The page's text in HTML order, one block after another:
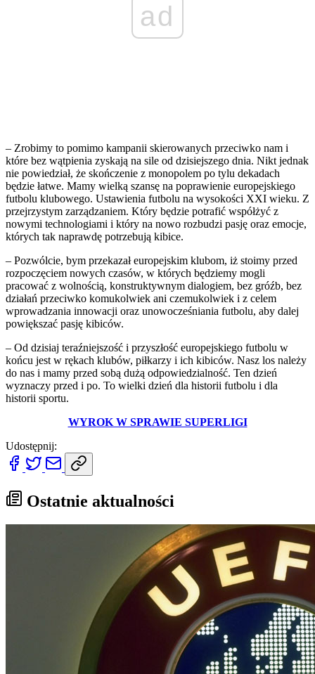
ad
– Zrobimy to pomimo kampanii skierowanych przeciwko nam i
które bez wątpienia zyskają na sile od dzisiejszego dnia. Nikt jednak
nie powiedział, że skończenie z monopolem po tylu dekadach
będzie łatwe. Mamy wielką szansę na poprawienie europejskiego
futbolu klubowego. Ustawienia futbolu na wysokości XXI wieku. Z
przejrzystym zarządzaniem. Który będzie potrafić współżyć z
nowymi technologiami i który na nowo rozbudzi pasję oraz emocje,
których tak naprawdę potrzebują kibice.
– Pozwólcie, bym przekazał europejskim klubom, iż stoimy przed
rozpoczęciem nowych czasów, w których będziemy mogli
pracować z wolnością, konstruktywnym dialogiem, bez gróźb, bez
działań przeciwko komukolwiek ani czemukolwiek i z celem
wprowadzania innowacji oraz unowocześniania futbolu, aby dalej
powiększać pasję kibiców.
– Od dzisiaj teraźniejszość i przyszłość europejskiego futbolu w
końcu jest w rękach klubów, piłkarzy i ich kibiców. Nasz los należy
do nas i mamy przed sobą dużą odpowiedzialność. Ten dzień
wyznaczy przed i po. To wielki dzień dla historii futbolu i dla
historii sportu.
WYROK W SPRAWIE SUPERLIGI
Udostępnij:
Ostatnie aktualności